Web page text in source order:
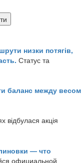
низки потягів,
Статус та
баланс между весом
відбулася акція
— что
официальной